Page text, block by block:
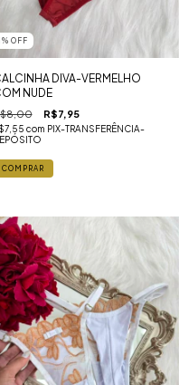
% OFF
DIVA-VERMELHO
NUDE
R$7,95
com PIX-TRANSFERÊNCIA-